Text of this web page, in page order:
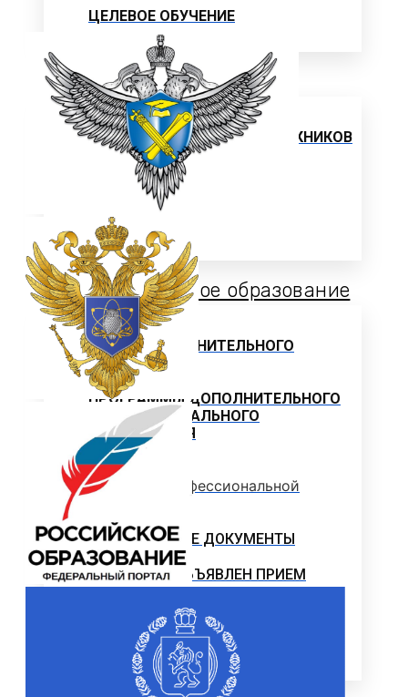
ЦЕЛЕВОЕ ОБУЧЕНИЕ
Выпускнику
ТРУДОУСТРОЙСТВО ВЫПУСКНИКОВ
Отзывы работодателей
Выпускники
Дополнительное образование
ЦЕНТР ДОПОЛНИТЕЛЬНОГО
ОБРАЗОВАНИЯ
ПРОГРАММЫ ДОПОЛНИТЕЛЬНОГО
ПРОФЕССИОНАЛЬНОГО
ОБРАЗОВАНИЯ
Программы профессиональной
переподготовки
ОФИЦИАЛЬНЫЕ ДОКУМЕНТЫ
ВНИМАНИЕ! ОБЪЯВЛЕН ПРИЕМ
ДОПОЛНИТЕЛЬНЫЕ
ОБЩЕОБРАЗОВАТЕЛЬНЫЕ
ПРОГРАММЫ